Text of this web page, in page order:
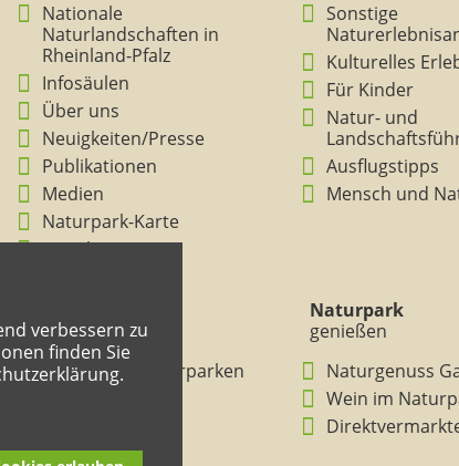
verbessern zu
finden Sie
Nationale
Naturlandschaften in
Rheinland-Pfalz
Infosäulen
Über uns
Neuigkeiten/Presse
Publikationen
Medien
Naturpark-Karte
Ansichten
Sonstige
Kulturelles
Für Kinder
Natur- und
Ausflugstipps
Mensch und
verstehen
BNE in den Naturparken
Rheinland-Pfalz
Mitmachheft
Naturpark
genießen
Naturgenuss
Wein im